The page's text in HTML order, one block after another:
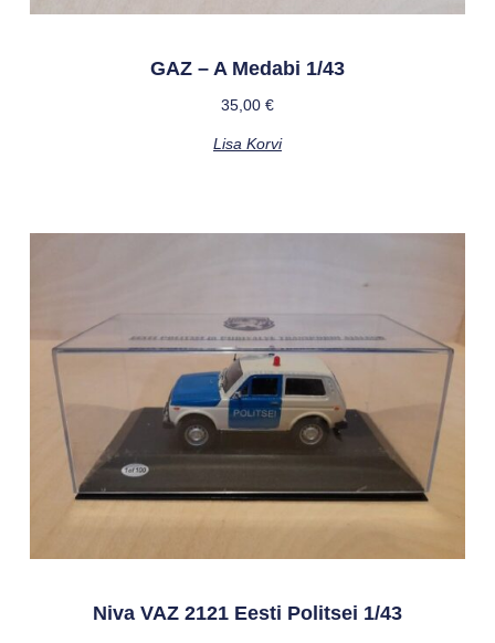
GAZ – A Medabi 1/43
35,00 €
Lisa Korvi
Niva VAZ 2121 Eesti Politsei 1/43